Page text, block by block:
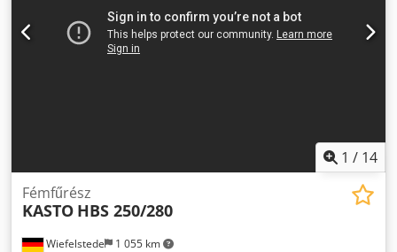
1 / 14
Wiefelstede 1 055 km
Fémfűrész
KASTO HBS 250/280